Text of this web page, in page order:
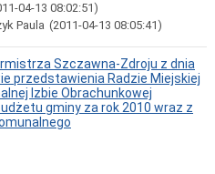
04-13 08:02:51)
Paula (2011-04-13 08:05:41)
Szczawna-Zdroju z dnia
przedstawienia Radzie Miejskiej
Izbie Obrachunkowej
gminy za rok 2010 wraz z